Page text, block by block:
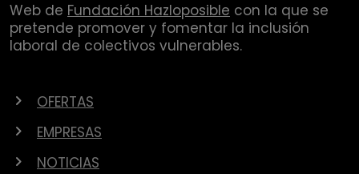
Web de Fundación Hazloposible con la que se
pretende promover y fomentar la inclusión
laboral de colectivos vulnerables.
OFERTAS
EMPRESAS
NOTICIAS